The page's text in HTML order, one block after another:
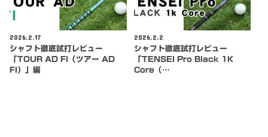
2026.2.17
シャフト徹底試打レビュー
「TOUR AD FI（ツアー AD
FI）」編
2026.2.2
シャフト徹底試打レビュー
「TENSEI Pro Black 1K
Core（…